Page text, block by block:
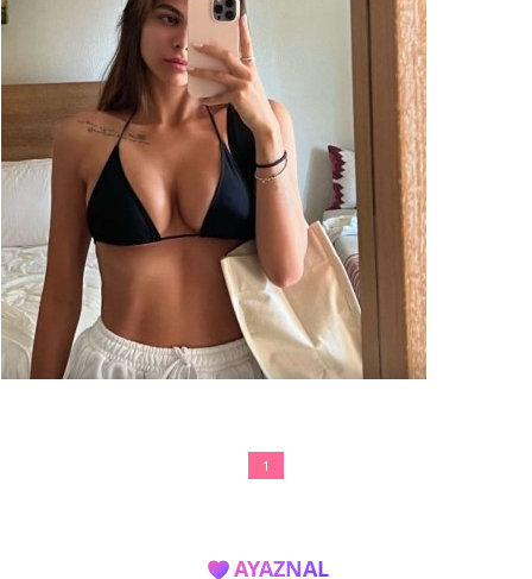
1
AYAZNAL